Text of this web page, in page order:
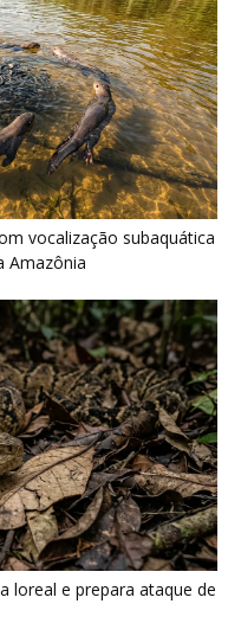
vocalização subaquática
Amazônia
loreal e prepara ataque de